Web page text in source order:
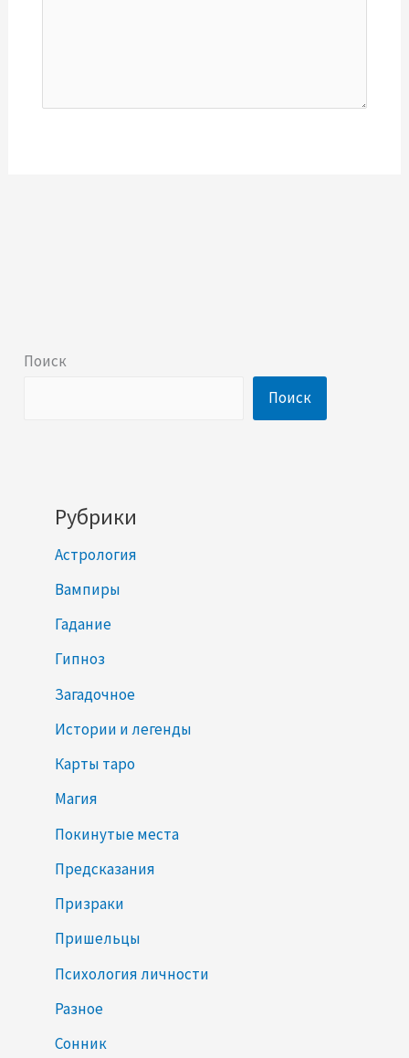
Поиск
Поиск
Рубрики
Астрология
Вампиры
Гадание
Гипноз
Загадочное
Истории и легенды
Карты таро
Магия
Покинутые места
Предсказания
Призраки
Пришельцы
Психология личности
Разное
Сонник